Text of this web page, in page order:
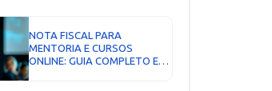
NOTA FISCAL PARA
MENTORIA E CURSOS
ONLINE: GUIA COMPLETO E
ATUALIZADO...